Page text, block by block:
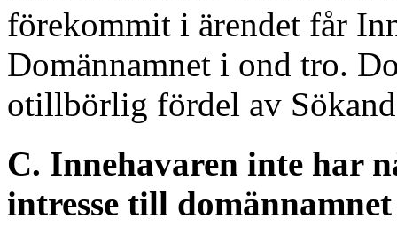
förekommit i ärendet får
Domännamnet i ond tro.
otillbörlig fördel av
C. Innehavaren inte har
intresse till domännamnet